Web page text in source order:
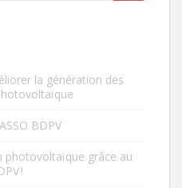
la génération des
BDPV
photovoltaïque grâce au
!